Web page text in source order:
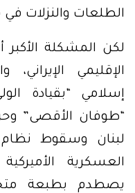
الطلعات والنزلات
لكن المشكلة الأكبر
الإقليمي
إسلامي “بقيادة
“طوفان الأقصى”
لبنان وسقوط
العسكرية الأميركية
يصطدم بطبعة